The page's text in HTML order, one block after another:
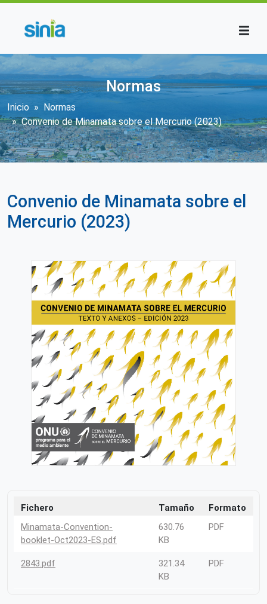
Normas
Sobrescribir enlaces de ayuda a la
Inicio
Normas
Convenio de Minamata sobre el Mercurio (2023)
Convenio de Minamata sobre el
Mercurio (2023)
Fichero Tamaño
Formato
Minamata-Convention-
booklet-Oct2023-ES.pdf
630.76
KB
PDF
2843.pdf
321.34
KB
PDF